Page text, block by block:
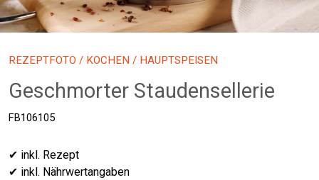
REZEPTFOTO / KOCHEN / HAUPTSPEISEN
Geschmorter Staudensellerie
FB106105
✔ inkl. Rezept
✔ inkl. Nährwertangaben